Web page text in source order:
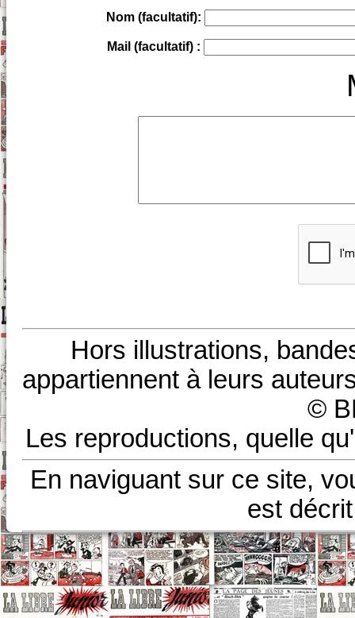
Nom (facultatif):
Mail (facultatif) :
Hors illustrations,
appartiennent à leurs
©
Les reproductions, quelle
En naviguant sur ce site,
est